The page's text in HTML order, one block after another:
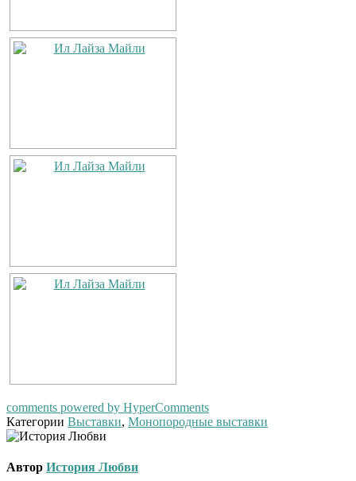
comments powered by HyperComments
Категории Выставки, Монопородные выставки
Автор История Любви